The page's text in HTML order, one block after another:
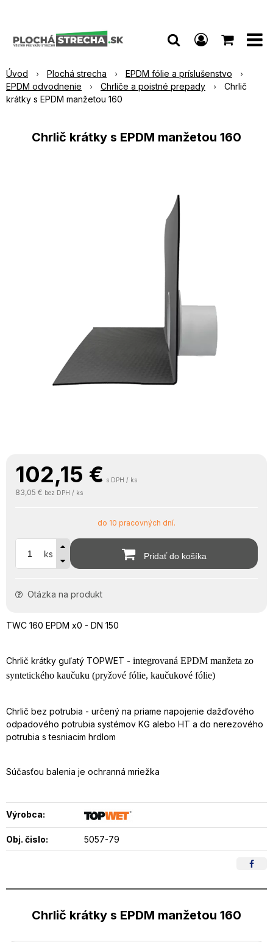
Úvod Plochá strecha
EPDM fólie a príslušenstvo
EPDM odvodnenie
Chrliče a poistné prepady
Chrlič
krátky s EPDM manžetou 160
Chrlič krátky s EPDM manžetou 160
102,15 € s DPH / ks
83,05 € bez DPH / ks
do 10 pracovných dní.
ks Pridať do košíka
Otázka na produkt
TWC 160 EPDM x0 - DN 150
Chrlič krátky guľatý TOPWET - integrovaná EPDM manžeta zo
syntetického kaučuku (pryžové fólie, kaučukové fólie)
Chrlič bez potrubia - určený na priame napojenie dažďového
odpadového potrubia systémov KG alebo HT a do nerezového
potrubia s tesniacim hrdlom
Súčasťou balenia je ochranná mriežka
Výrobca:
Obj. čislo: 5057-79
Chrlič krátky s EPDM manžetou 160